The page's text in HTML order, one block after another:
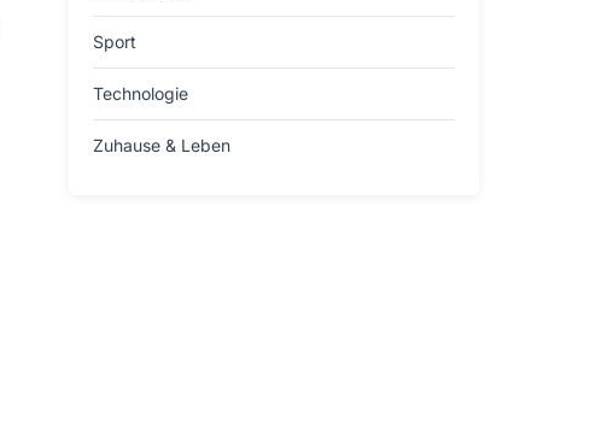
Sport
Technologie
Zuhause & Leben